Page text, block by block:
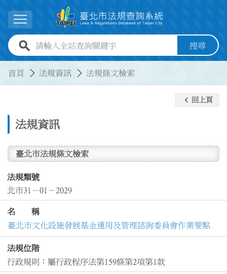
展開選單
全站查詢關鍵字欄位 搜尋
首頁 法規資訊 法規條文檢索
法規資訊
keyboard_arrow_left 回上頁
臺北市法規條文檢索
法規類號
北市31－01－2029
名 稱
臺北市文化設施發展基金運用及管理諮詢委員會作業要點
法規位階
行政規則：屬行政程序法第159條第2項第1款